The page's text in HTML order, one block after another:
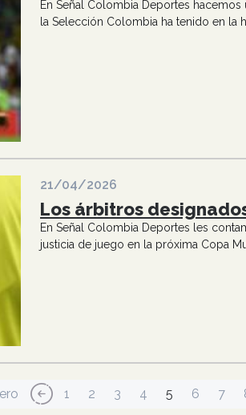
En Señal Colombia Deportes
la Selección Colombia ha tenido en la
21/04/2026
Los árbitros
En Señal Colombia Deportes les
justicia de juego en la próxima Copa
páginaPágina anterior
‹‹ Página
1 Página
2 Página
3 Página
4 Página actual
5 Página
6 7